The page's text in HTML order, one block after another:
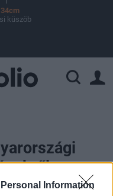
Information
küszöb